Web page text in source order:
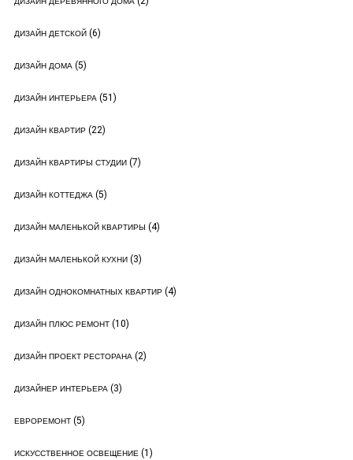
ДИЗАЙН ДЕТСКОЙ(6)
ДИЗАЙН ДОМА(5)
ДИЗАЙН ИНТЕРЬЕРА(51)
ДИЗАЙН КВАРТИР(22)
ДИЗАЙН КВАРТИРЫ СТУДИИ(7)
ДИЗАЙН КОТТЕДЖА(5)
ДИЗАЙН МАЛЕНЬКОЙ КВАРТИРЫ (4)
ДИЗАЙН МАЛЕНЬКОЙ КУХНИ(3)
ДИЗАЙН ОДНОКОМНАТНЫХ КВАРТИР(4)
ДИЗАЙН ПЛЮС РЕМОНТ(10)
ДИЗАЙН ПРОЕКТ РЕСТОРАНА(2)
ДИЗАЙНЕР ИНТЕРЬЕРА(3)
ЕВРОРЕМОНТ(5)
ИСКУССТВЕННОЕ ОСВЕЩЕНИЕ(1)